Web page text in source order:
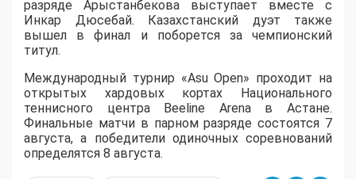
разряде Арыстанбекова выступает вместе с
Инкар Дюсебай. Казахстанский дуэт также
вышел в финал и поборется за чемпионский
титул.
Международный турнир «Asu Open» проходит на
открытых хардовых кортах Национального
теннисного центра Beeline Arena в Астане.
Финальные матчи в парном разряде состоятся 7
августа, а победители одиночных соревнований
определятся 8 августа.